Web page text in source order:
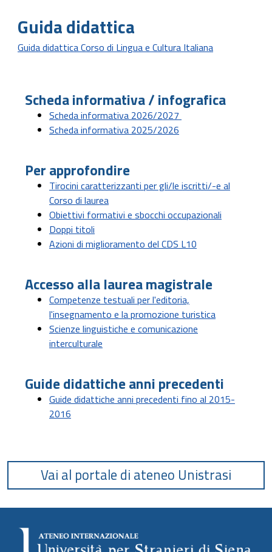
Guida didattica
Guida didattica Corso di Lingua e Cultura Italiana
Scheda informativa / infografica
Scheda informativa 2026/2027
Scheda informativa 2025/2026
Per approfondire
Tirocini caratterizzanti per gli/le iscritti/-e al
Corso di laurea
Obiettivi formativi e sbocchi occupazionali
Doppi titoli
Azioni di miglioramento del CDS L10
Accesso alla laurea magistrale
Competenze testuali per l'editoria,
l'insegnamento e la promozione turistica
Scienze linguistiche e comunicazione
interculturale
Guide didattiche anni precedenti
Guide didattiche anni precedenti fino al 2015-
2016
Vai al portale di ateneo Unistrasi